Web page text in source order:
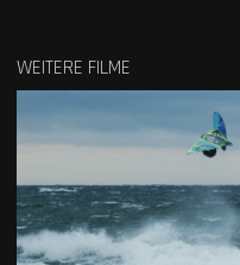
WEITERE FILME